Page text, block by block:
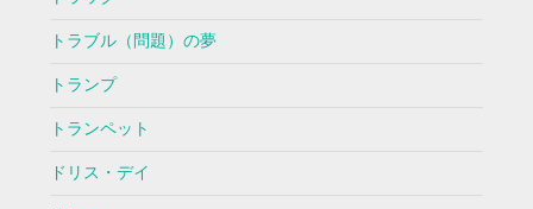
トラブル（問題）の夢
トランプ
トランペット
ドリス・デイ